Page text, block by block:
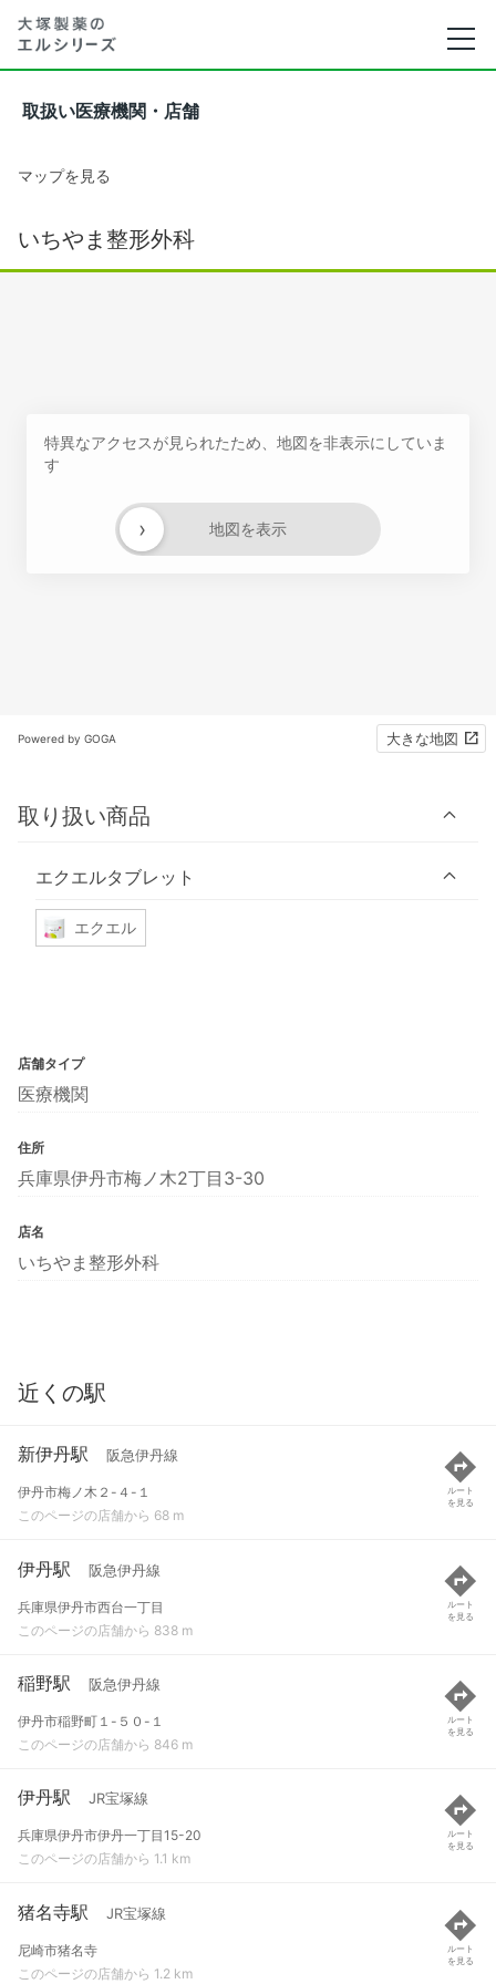
取扱い医療機関・店舗
マップを見る
いちやま整形外科
特異なアクセスが見られたため、地図を非表示にしていま
す
地図を表示
›
Powered by GOGA 大きな地図
取り扱い商品
エクエルタブレット
エクエル
店舗タイプ
医療機関
住所
兵庫県伊丹市梅ノ木2丁目3-30
店名
いちやま整形外科
近くの駅
新伊丹駅 阪急伊丹線
伊丹市梅ノ木２-４-１
このページの店舗から 68 m
ルート
を見る
伊丹駅 阪急伊丹線
兵庫県伊丹市西台一丁目
このページの店舗から 838 m
ルート
を見る
稲野駅 阪急伊丹線
伊丹市稲野町１-５０-１
このページの店舗から 846 m
ルート
を見る
伊丹駅 JR宝塚線
兵庫県伊丹市伊丹一丁目15-20
このページの店舗から 1.1 km
ルート
を見る
猪名寺駅 JR宝塚線
尼崎市猪名寺
このページの店舗から 1.2 km
ルート
を見る